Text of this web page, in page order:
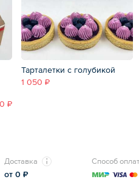
₽
Тарталетки с голубикой
1 050 ₽
Доставка
от 0 ₽
Способ